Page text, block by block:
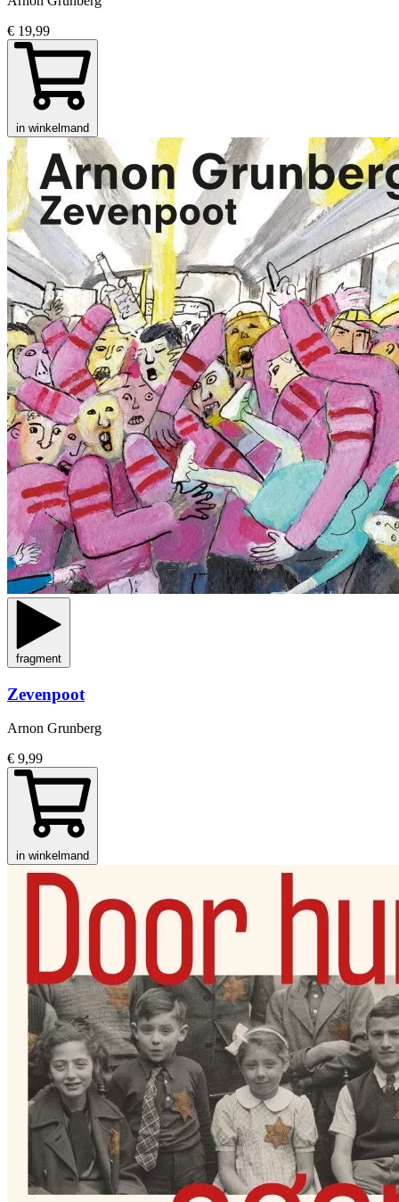
€ 19,99
in winkelmand
fragment
Zevenpoot
Arnon Grunberg
€ 9,99
in winkelmand